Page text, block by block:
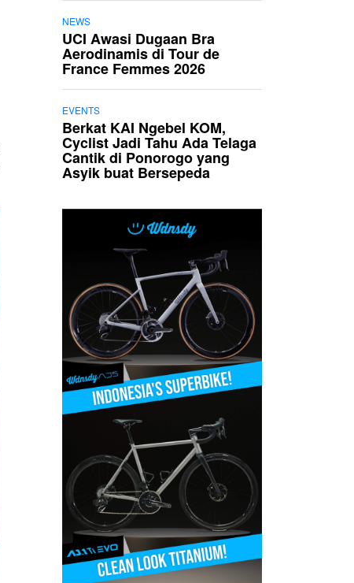
NEWS
UCI Awasi Dugaan Bra
Aerodinamis di Tour de
France Femmes 2026
EVENTS
Berkat KAI Ngebel KOM,
Cyclist Jadi Tahu Ada Telaga
Cantik di Ponorogo yang
Asyik buat Bersepeda